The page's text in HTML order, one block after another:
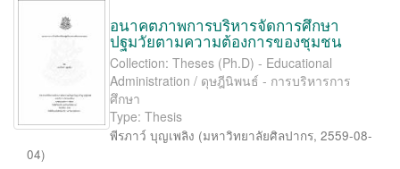
อนาคตภาพการบริหารจัดการศึกษา
ปฐมวัยตามความต้องการของชุมชน
Collection: Theses (Ph.D) - Educational
Administration / ดุษฎีนิพนธ์ - การบริหารการ
ศึกษา
Type: Thesis
พีรภาว์ บุญเพลิง (มหาวิทยาลัยศิลปากร, 2559-08-
04)